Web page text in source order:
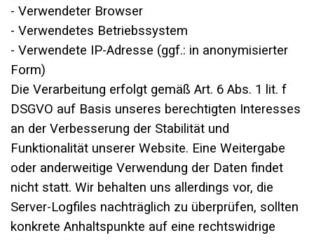
- Verwendeter Browser
- Verwendetes Betriebssystem
- Verwendete IP-Adresse (ggf.: in anonymisierter
Form)
Die Verarbeitung erfolgt gemäß Art. 6 Abs. 1 lit. f
DSGVO auf Basis unseres berechtigten Interesses
an der Verbesserung der Stabilität und
Funktionalität unserer Website. Eine Weitergabe
oder anderweitige Verwendung der Daten findet
nicht statt. Wir behalten uns allerdings vor, die
Server-Logfiles nachträglich zu überprüfen, sollten
konkrete Anhaltspunkte auf eine rechtswidrige